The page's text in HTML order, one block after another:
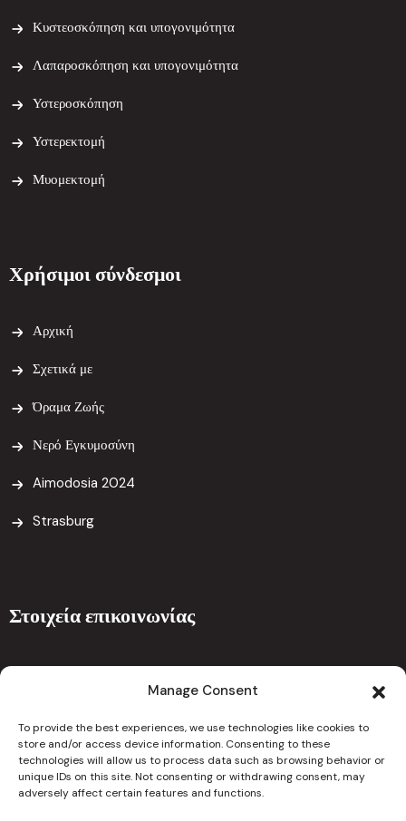
Manage Consent
To provide the best experiences, we use technologies like cookies to
store and/or access device information. Consenting to these
technologies will allow us to process data such as browsing behavior or
unique IDs on this site. Not consenting or withdrawing consent, may
adversely affect certain features and functions.
Κυστεοσκόπηση και υπογονιμότητα
Λαπαροσκόπηση και υπογονιμότητα
Υστεροσκόπηση
Υστερεκτομή
Μυομεκτομή
Χρήσιμοι σύνδεσμοι
Αρχική
Σχετικά με
Όραμα Ζωής
Νερό Εγκυμοσύνη
Aimodosia 2024
Strasburg
Στοιχεία επικοινωνίας
info@christoforouclinic.com
24667626